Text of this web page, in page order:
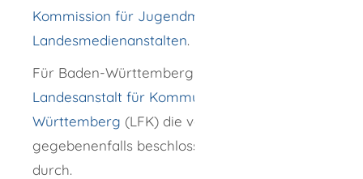
Kommission für Jugendmedienschutz der
Landesmedienanstalten.
Für Baden-Württemberg setzt die
Landesanstalt für Kommunikation Baden-
Württemberg (LFK) die von der KJM
gegebenenfalls beschlossene Maßnahme
durch.